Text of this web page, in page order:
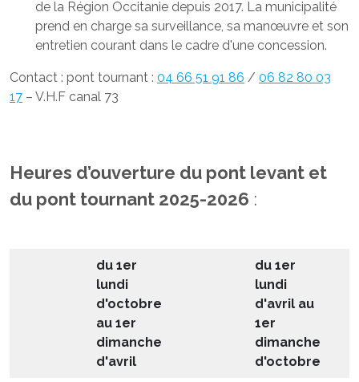
de la Région Occitanie depuis 2017. La municipalité
prend en charge sa surveillance, sa manœuvre et son
entretien courant dans le cadre d'une concession.
Contact : pont tournant : 04 66 51 91 86 / 06 82 80 03
17 – V.H.F canal 73
Heures d’ouverture du pont levant et
du pont tournant 2025-2026 :
du 1er
lundi
d'octobre
au 1er
dimanche
d'avril
du 1er
lundi
d'avril au
1er
dimanche
d'octobre